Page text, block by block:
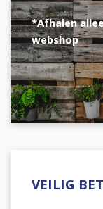
*Afhalen
webshop
VEILIG